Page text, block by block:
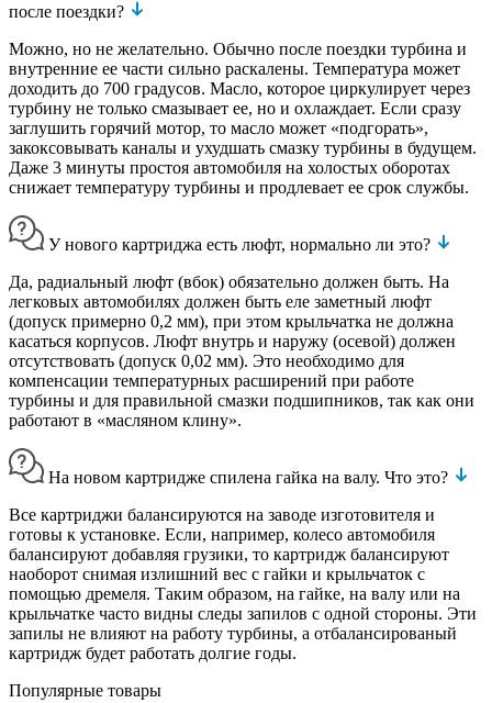
после поездки?
Можно, но не желательно. Обычно после поездки турбина и
внутренние ее части сильно раскалены. Температура может
доходить до 700 градусов. Масло, которое циркулирует через
турбину не только смазывает ее, но и охлаждает. Если сразу
заглушить горячий мотор, то масло может «подгорать»,
закоксовывать каналы и ухудшать смазку турбины в будущем.
Даже 3 минуты простоя автомобиля на холостых оборотах
снижает температуру турбины и продлевает ее срок службы.
У нового картриджа есть люфт, нормально ли это?
Да, радиальный люфт (вбок) обязательно должен быть. На
легковых автомобилях должен быть еле заметный люфт
(допуск примерно 0,2 мм), при этом крыльчатка не должна
касаться корпусов. Люфт внутрь и наружу (осевой) должен
отсутствовать (допуск 0,02 мм). Это необходимо для
компенсации температурных расширений при работе
турбины и для правильной смазки подшипников, так как они
работают в «масляном клину».
На новом картридже спилена гайка на валу. Что это?
Все картриджи балансируются на заводе изготовителя и
готовы к установке. Если, например, колесо автомобиля
балансируют добавляя грузики, то картридж балансируют
наоборот снимая излишний вес с гайки и крыльчаток с
помощью дремеля. Таким образом, на гайке, на валу или на
крыльчатке часто видны следы запилов с одной стороны. Эти
запилы не влияют на работу турбины, а отбалансированый
картридж будет работать долгие годы.
Популярные товары